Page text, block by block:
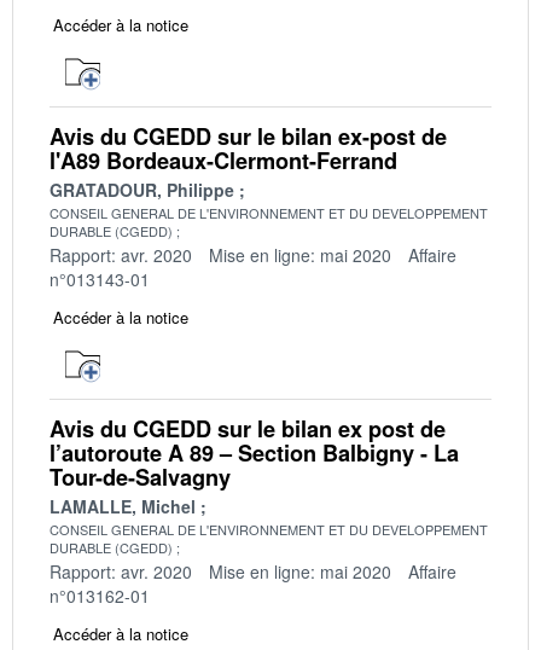
Accéder à la notice
Avis du CGEDD sur le bilan ex-post de
l'A89 Bordeaux-Clermont-Ferrand
GRATADOUR, Philippe
CONSEIL GENERAL DE L'ENVIRONNEMENT ET DU DEVELOPPEMENT
DURABLE (CGEDD)
Rapport: avr. 2020 Mise en ligne: mai 2020
Affaire
n°013143-01
Accéder à la notice
Avis du CGEDD sur le bilan ex post de
l’autoroute A 89 – Section Balbigny - La
Tour-de-Salvagny
LAMALLE, Michel
CONSEIL GENERAL DE L'ENVIRONNEMENT ET DU DEVELOPPEMENT
DURABLE (CGEDD)
Rapport: avr. 2020 Mise en ligne: mai 2020
Affaire
n°013162-01
Accéder à la notice